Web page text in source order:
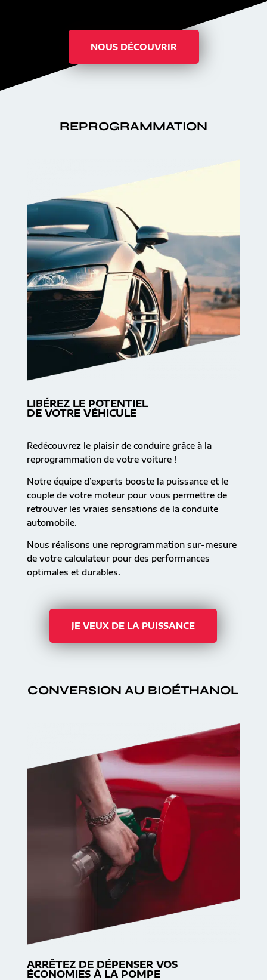
NOUS DÉCOUVRIR
REPROGRAMMATION
LIBÉREZ LE POTENTIEL
DE VOTRE VÉHICULE
Redécouvrez le plaisir de conduire grâce à la
reprogrammation de votre voiture !
Notre équipe d’experts booste la puissance et le
couple de votre moteur pour vous permettre de
retrouver les vraies sensations de la conduite
automobile.
Nous réalisons une reprogrammation sur-mesure
de votre calculateur pour des performances
optimales et durables.
JE VEUX DE LA PUISSANCE
CONVERSION AU BIOÉTHANOL
ARRÊTEZ DE DÉPENSER VOS
ÉCONOMIES À LA POMPE